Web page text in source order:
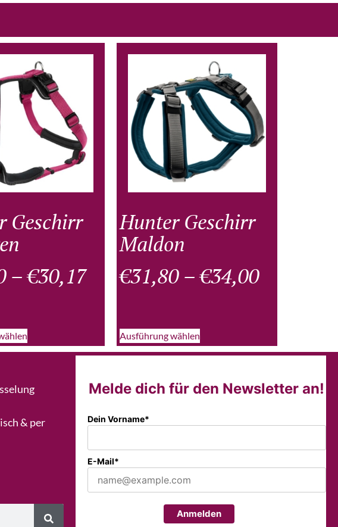
Geschirr
–€30,17
Hunter Geschirr
Maldon
€31,80 –€34,00
Ausführung wählen
& per
Melde dich für den Newsletter an!
Dein Vorname*
E-Mail*
Anmelden